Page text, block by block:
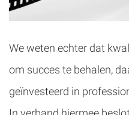
We weten echter dat
om succes te behalen,
geïnvesteerd in